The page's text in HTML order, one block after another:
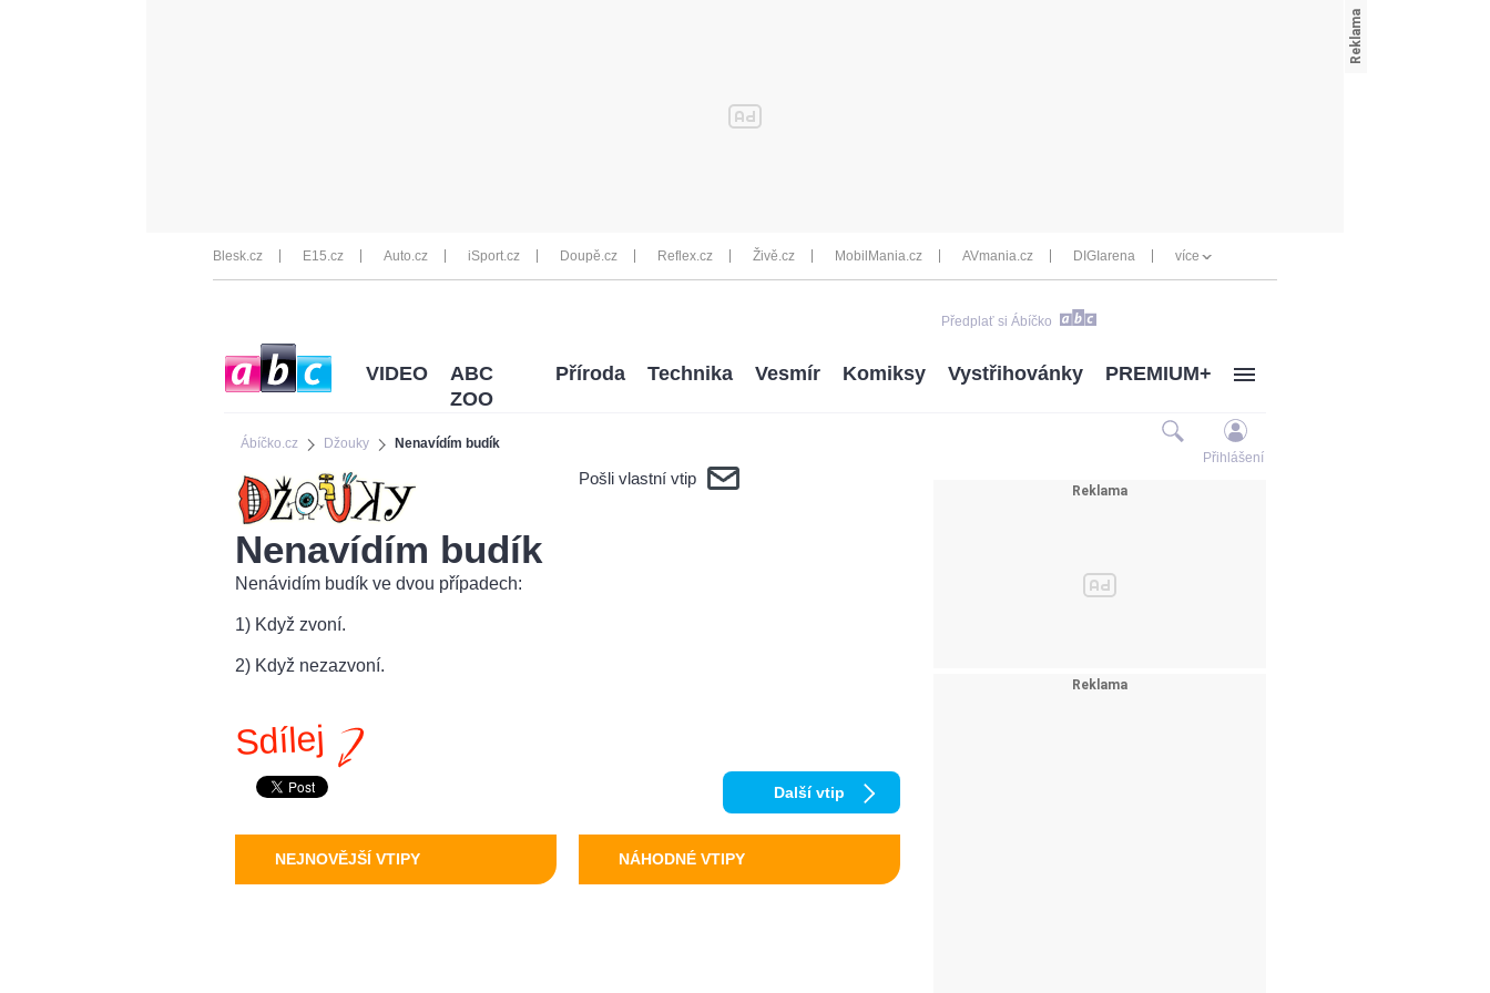
Blesk.cz E15.cz Auto.cz iSport.cz Doupě.cz Reflex.cz Živě.cz MobilMania.cz AVmania.cz DIGIarena více
Předplať si Ábíčko
Ábíčko.cz Džouky Nenavídím budík
VIDEO
ABC
ZOO
Příroda Technika Vesmír Komiksy Vystřihovánky PREMIUM+
Přihlášení
Pošli vlastní vtip
Nenavídím budík
Nenávidím budík ve dvou případech:
1) Když zvoní.
2) Když nezazvoní.
Sdílej
Další vtip
NEJNOVĚJŠÍ VTIPY NÁHODNÉ VTIPY